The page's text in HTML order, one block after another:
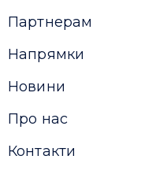
Партнерам
Напрямки
Новини
Про нас
Контакти